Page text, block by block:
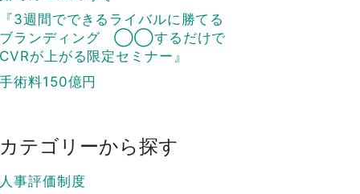
『3週間でできるライバルに勝てる
ブランディング ◯◯するだけで
CVRが上がる限定セミナー』
手術料150億円
カテゴリーから探す
人事評価制度